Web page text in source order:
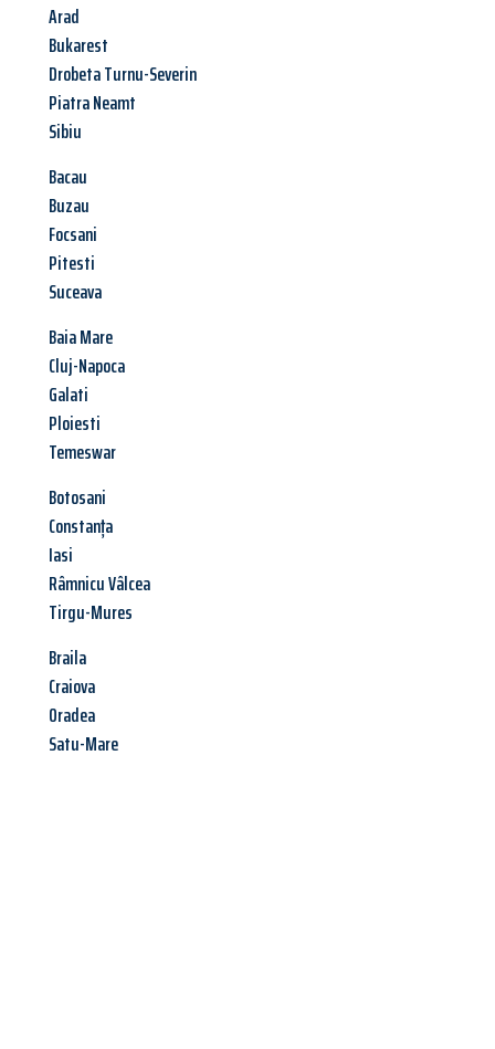
Arad
Bukarest
Drobeta Turnu-Severin
Piatra Neamt
Sibiu
Bacau
Buzau
Focsani
Pitesti
Suceava
Baia Mare
Cluj-Napoca
Galati
Ploiesti
Temeswar
Botosani
Constanța
Iasi
Râmnicu Vâlcea
Tirgu-Mures
Braila
Craiova
Oradea
Satu-Mare